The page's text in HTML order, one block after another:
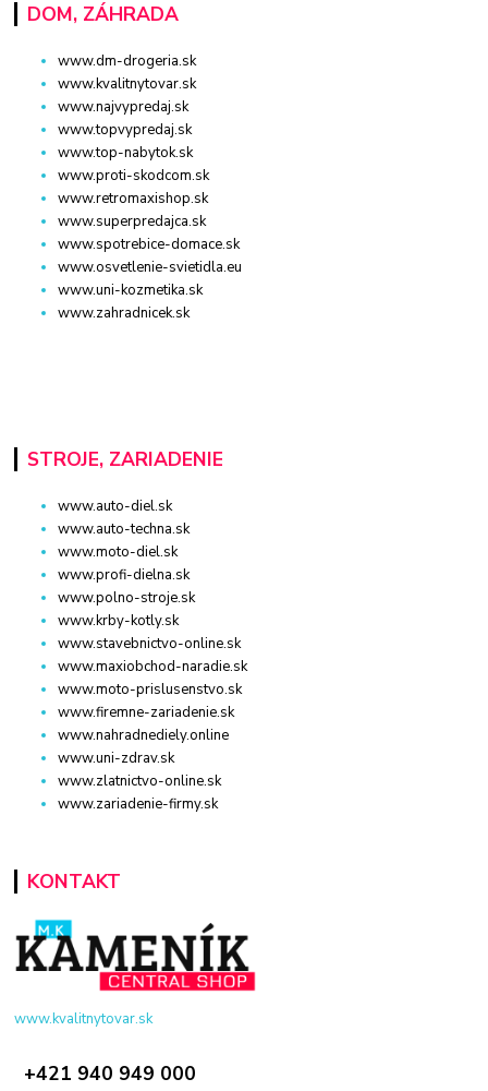
DOM, ZÁHRADA
www.dm-drogeria.sk
www.kvalitnytovar.sk
www.najvypredaj.sk
www.topvypredaj.sk
www.top-nabytok.sk
www.proti-skodcom.sk
www.retromaxishop.sk
www.superpredajca.sk
www.spotrebice-domace.sk
www.osvetlenie-svietidla.eu
www.uni-kozmetika.sk
www.zahradnicek.sk
STROJE, ZARIADENIE
www.auto-diel.sk
www.auto-techna.sk
www.moto-diel.sk
www.profi-dielna.sk
www.polno-stroje.sk
www.krby-kotly.sk
www.stavebnictvo-online.sk
www.maxiobchod-naradie.sk
www.moto-prislusenstvo.sk
www.firemne-zariadenie.sk
www.nahradnediely.online
www.uni-zdrav.sk
www.zlatnictvo-online.sk
www.zariadenie-firmy.sk
KONTAKT
www.kvalitnytovar.sk
+421 940 949 000